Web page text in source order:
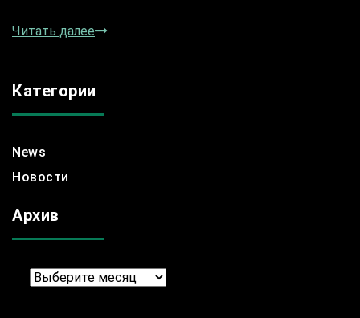
Читать далее
Категории
News
Новости
Архив
Архив